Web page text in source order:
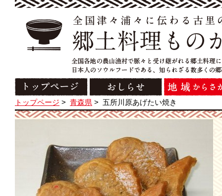
トップページ > 青森県 > 五所川原あげたい焼き